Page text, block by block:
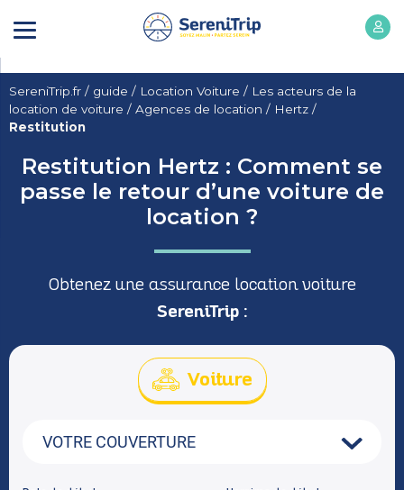
SereniTrip.fr / guide / Location Voiture / Les acteurs de la
location de voiture / Agences de location / Hertz /
Restitution
Restitution Hertz : Comment se
passe le retour d’une voiture de
location ?
Obtenez une assurance location voiture
SereniTrip :
Voiture